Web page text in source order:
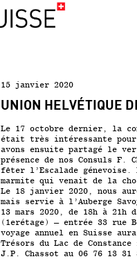
15 janvier 2020
UNION HELVÉTIQUE
Le 17 octobre dernier, la
était très intéressante pour
avons ensuite partagé le
présence de nos Consuls F.
fêter l’Escalade génevoise.
marmite qui venait de la
Le 18 janvier 2020, nous
mais servie à l’Auberge
13 mars 2020, de 18h à
(1erétage) – entrée 33 rue
voyage annuel en Suisse
Trésors du Lac de
J.P. Chassot au 06 76 13 31